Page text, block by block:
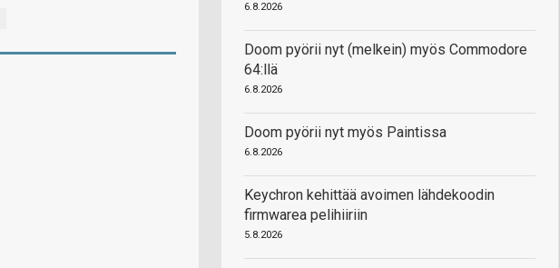
6.8.2026
Doom pyörii nyt (melkein) myös Commodore
64:llä
6.8.2026
Doom pyörii nyt myös Paintissa
6.8.2026
Keychron kehittää avoimen lähdekoodin
firmwarea pelihiiriin
5.8.2026